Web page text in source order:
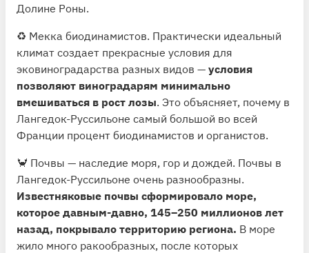
Долине Роны.
♻️ Мекка биодинамистов. Практически идеальный
климат создает прекрасные условия для
эковиноградарства разных видов — условия
позволяют виноградарям минимально
вмешиваться в рост лозы. Это объясняет, почему в
Лангедок-Руссильоне самый большой во всей
Франции процент биодинамистов и органистов.
🦀 Почвы — наследие моря, гор и дождей. Почвы в
Лангедок-Руссильоне очень разнообразны.
Известняковые почвы сформировало море,
которое давным-давно, 145–250 миллионов лет
назад, покрывало территорию региона. В море
жило много ракообразных, после которых